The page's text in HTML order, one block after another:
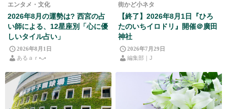
エンタメ・文化
2026年8月の運勢は? 西宮の占
い師による、12星座別「心に優
しいタイル占い」
2026年8月1日
あるａｒ•⁠ᴗ⁠•⁠
街かど小ネタ
【終了】2026年8月1日『ひろ
たのいちイロドリ』開催＠廣田
神社
2026年7月29日
編集部｜J